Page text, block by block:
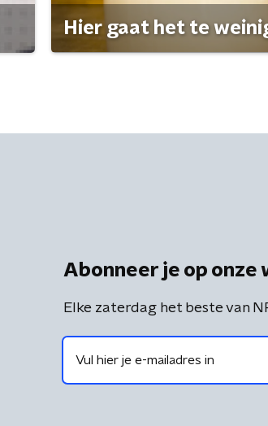
Hier gaat het te
Abonneer je op
Elke zaterdag het beste van